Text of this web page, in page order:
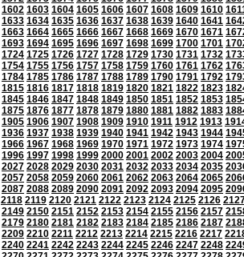
1602 1603 1604 1605 1606 1607 1608 1609 1610
1633 1634 1635 1636 1637 1638 1639 1640 1641
1663 1664 1665 1666 1667 1668 1669 1670 1671
1693 1694 1695 1696 1697 1698 1699 1700 1701
1724 1725 1726 1727 1728 1729 1730 1731 1732
1754 1755 1756 1757 1758 1759 1760 1761 1762
1784 1785 1786 1787 1788 1789 1790 1791 1792
1815 1816 1817 1818 1819 1820 1821 1822 1823
1845 1846 1847 1848 1849 1850 1851 1852 1853
1875 1876 1877 1878 1879 1880 1881 1882 1883
1905 1906 1907 1908 1909 1910 1911 1912 1913
1936 1937 1938 1939 1940 1941 1942 1943 1944
1966 1967 1968 1969 1970 1971 1972 1973 1974
1996 1997 1998 1999 2000 2001 2002 2003 2004
2027 2028 2029 2030 2031 2032 2033 2034 2035
2057 2058 2059 2060 2061 2062 2063 2064 2065
2087 2088 2089 2090 2091 2092 2093 2094 2095
2118 2119 2120 2121 2122 2123 2124 2125 2126
2149 2150 2151 2152 2153 2154 2155 2156 2157
2179 2180 2181 2182 2183 2184 2185 2186 2187
2209 2210 2211 2212 2213 2214 2215 2216 2217
2240 2241 2242 2243 2244 2245 2246 2247 2248